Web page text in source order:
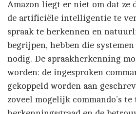
Amazon liegt er niet om dat ze
de artificiële intelligentie te
spraak te herkennen en
begrijpen, hebben die
nodig. De spraakherkenning
worden: de ingesproken
gekoppeld worden aan
zoveel mogelijk commando’s